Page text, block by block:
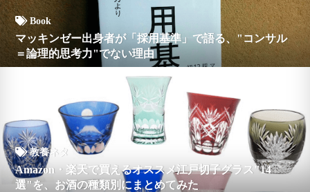
Book
マッキンゼー出身者が「採用基準」で語る、"コンサル
＝論理的思考力"でない理由
教養ネタ
Amazon・楽天で買えるオススメ江戸切子グラス"14
選"を、お酒の種類別にまとめてみた